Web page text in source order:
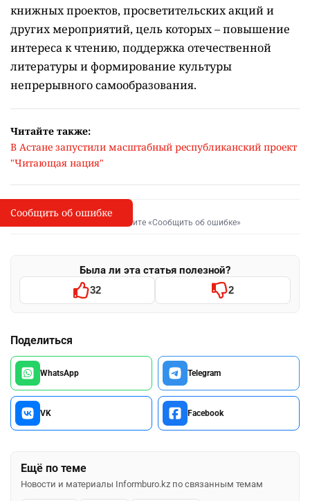
книжных проектов, просветительских акций и
других мероприятий, цель которых –повышение
интереса к чтению, поддержка отечественной
литературы и формирование культуры
непрерывного самообразования.
Читайте также:
В Астане запустили масштабный республиканский проект
"Читающая нация"
I
Сообщить об опечатке
Выделите фрагмент и нажмите «Сообщить об ошибке»
Была ли эта статья полезной?
32 2
Поделиться
WhatsApp Telegram
VK Facebook
Ещё по теме
Новости и материалы Informburo.kz по связанным темам
Сообщить об ошибке